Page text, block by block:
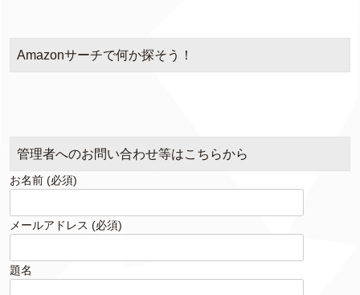
Amazonサーチで何か探そう！
管理者へのお問い合わせ等はこちらから
お名前 (必須)
メールアドレス (必須)
題名